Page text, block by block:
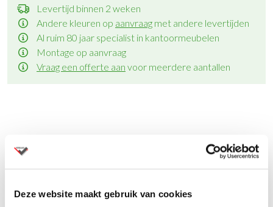
Deze website maakt gebruik van cookies
Levertijd binnen 2 weken
Andere kleuren op aanvraag met andere levertijden
Al ruim 80 jaar specialist in kantoormeubelen
Montage op aanvraag
Vraag een offerte aan voor meerdere aantallen
Specificaties